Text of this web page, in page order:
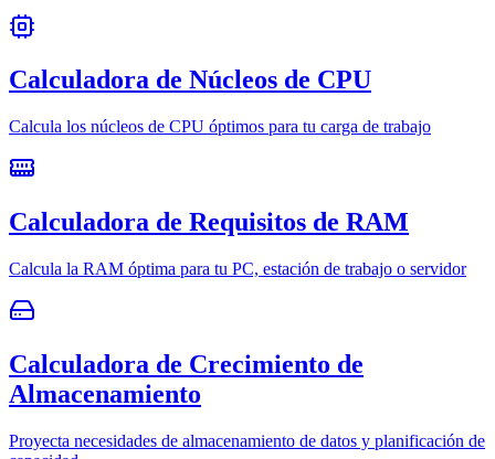
Calculadora de Núcleos de CPU
Calcula los núcleos de CPU óptimos para tu carga de trabajo
Calculadora de Requisitos de RAM
Calcula la RAM óptima para tu PC, estación de trabajo o servidor
Calculadora de Crecimiento de
Almacenamiento
Proyecta necesidades de almacenamiento de datos y planificación de